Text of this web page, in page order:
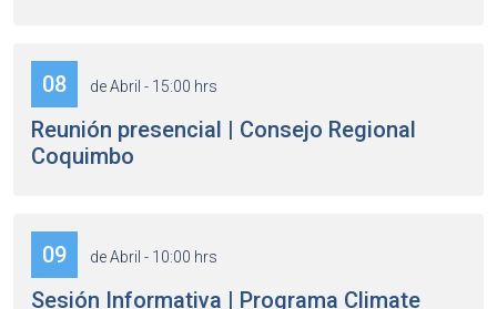
08 de Abril - 15:00 hrs
Reunión presencial | Consejo Regional
Coquimbo
09 de Abril - 10:00 hrs
Sesión Informativa | Programa Climate